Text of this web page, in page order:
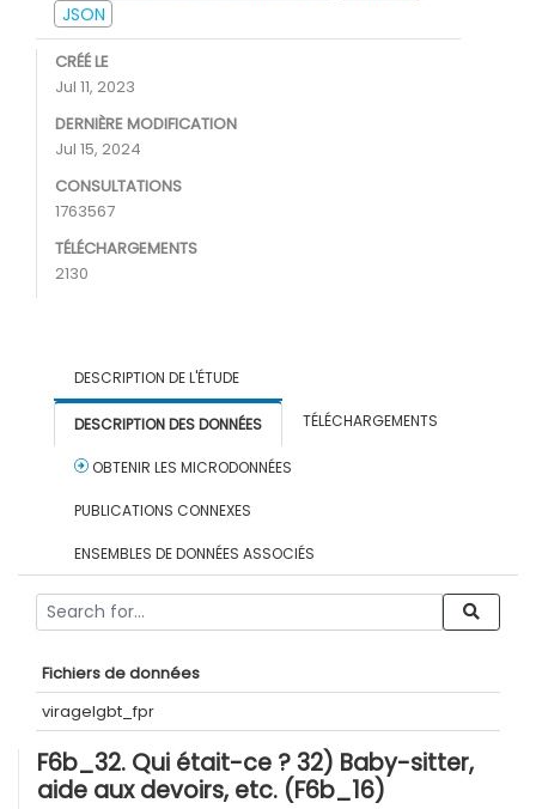
JSON
CRÉÉ LE
Jul 11, 2023
DERNIÈRE MODIFICATION
Jul 15, 2024
CONSULTATIONS
1763567
TÉLÉCHARGEMENTS
2130
DESCRIPTION DE L'ÉTUDE
DESCRIPTION DES DONNÉES TÉLÉCHARGEMENTS
OBTENIR LES MICRODONNÉES
PUBLICATIONS CONNEXES
ENSEMBLES DE DONNÉES ASSOCIÉS
Fichiers de données
viragelgbt_fpr
F6b_32. Qui était-ce ? 32) Baby-sitter,
aide aux devoirs, etc. (F6b_16)